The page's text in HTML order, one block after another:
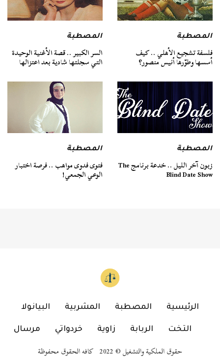
المصطبة
فلسفة تشجيع الأهلي .. كيف
أسسها وطوّرها أنيس منصور؟
المصطبة
السر الكبير .. قصة الأغنية الوحيدة
التي سجلتها شادية بعد اعتزالها
المصطبة
زبون آخر الليل .. خدعة برنامج The
Blind Date Show
المصطبة
فتوى فدوى مواهب .. فرصة اختبار
الوعي الجمعي!
الرئيسية المصطبة المشربية البيانولا
التخت الربابة زاوية خردواتي مرسال
حقوق الملكية والتشغيل © 2022 كافه الحقوق محفوظة